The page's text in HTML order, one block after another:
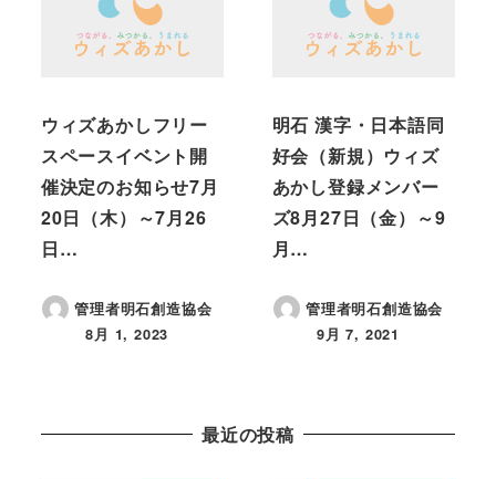
ウィズあかしフリー
スペースイベント開
催決定のお知らせ7月
20日（木）～7月26
日…
管理者明石創造協会
投稿日
8月 1, 2023
明石 漢字・日本語同
好会（新規）ウィズ
あかし登録メンバー
ズ8月27日（金）～9
月…
管理者明石創造協会
投稿日
9月 7, 2021
最近の投稿